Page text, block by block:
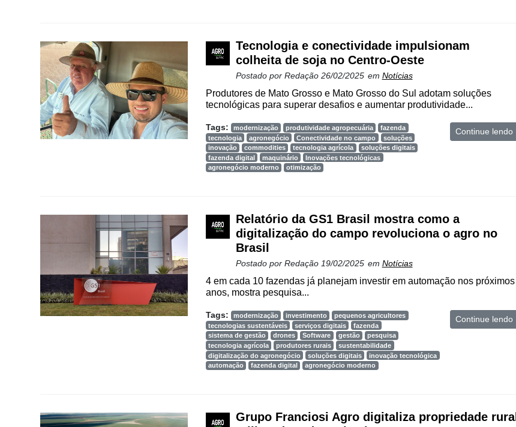
Tecnologia e conectividade impulsionam
colheita de soja no Centro-Oeste
Postado por Redação 26/02/2025 em Notícias
Produtores de Mato Grosso e Mato Grosso do Sul adotam soluções
tecnológicas para superar desafios e aumentar produtividade...
Tags: modernização produtividade agropecuária
fazenda
tecnologia
agronegócio Conectividade no campo
soluções
inovação
commodities tecnologia agrícola
soluções digitais
fazenda digital
maquinário
Inovações tecnológicas
agronegócio moderno
otimização
Continue lendo
Relatório da GS1 Brasil mostra como a
digitalização do campo revoluciona o agro no
Brasil
Postado por Redação 19/02/2025 em Notícias
4 em cada 10 fazendas já planejam investir em automação nos próximos
anos, mostra pesquisa...
Tags: modernização investimento
pequenos agricultores
tecnologias sustentáveis
serviços digitais
fazenda
sistema de gestão
drones Software gestão
pesquisa
tecnologia agrícola
produtores rurais
sustentabilidade
digitalização do agronegócio
soluções digitais
inovação tecnológica
automação
fazenda digital agronegócio moderno
Continue lendo
Grupo Franciosi Agro digitaliza propriedade rural